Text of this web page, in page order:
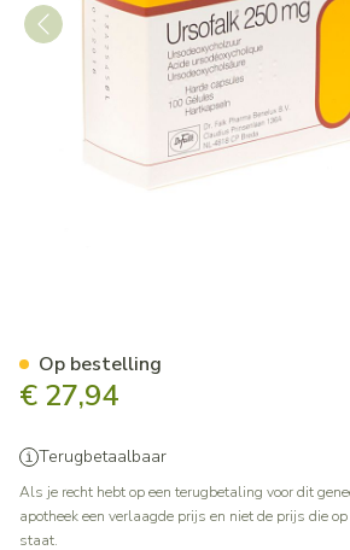
€ 27,94
Terugbetaalbaar
Als je recht hebt op een terugbetaling voor dit
apotheek een verlaagde prijs en niet de prijs die
staat.
Op bestelling